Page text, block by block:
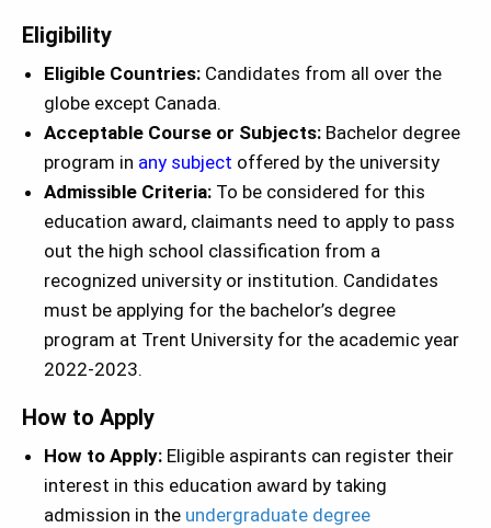
Eligibility
Eligible Countries: Candidates from all over the
globe except Canada.
Acceptable Course or Subjects: Bachelor degree
program in any subject offered by the university
Admissible Criteria: To be considered for this
education award, claimants need to apply to pass
out the high school classification from a
recognized university or institution. Candidates
must be applying for the bachelor’s degree
program at Trent University for the academic year
2022-2023.
How to Apply
How to Apply: Eligible aspirants can register their
interest in this education award by taking
admission in the undergraduate degree